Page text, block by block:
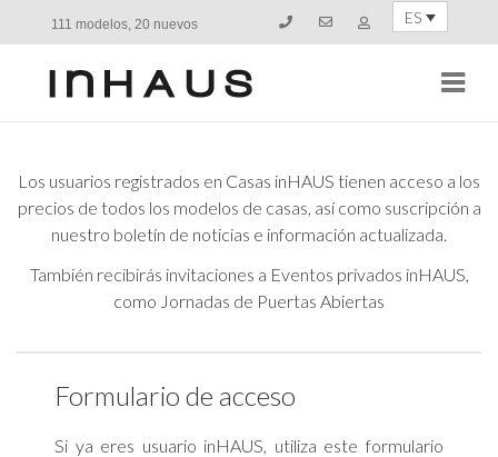
111 modelos, 20 nuevos ES
Los usuarios registrados en Casas inHAUS tienen acceso a los
precios de todos los modelos de casas, así como suscripción a
nuestro boletín de noticias e información actualizada.
También recibirás invitaciones a Eventos privados inHAUS,
como Jornadas de Puertas Abiertas
Formulario de acceso
Si ya eres usuario inHAUS, utiliza este formulario